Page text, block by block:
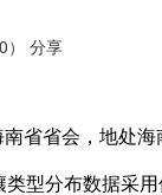
分享
省省会，地处
型分布数据采